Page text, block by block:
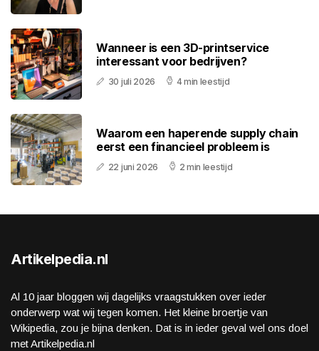
Wanneer is een 3D-printservice
interessant voor bedrijven?
30 juli 2026 4 min leestijd
Waarom een haperende supply chain
eerst een financieel probleem is
22 juni 2026 2 min leestijd
Artikelpedia.nl
Al 10 jaar bloggen wij dagelijks vraagstukken over ieder
onderwerp wat wij tegen komen. Het kleine broertje van
Wikipedia, zou je bijna denken. Dat is in ieder geval wel ons doel
met Artikelpedia.nl